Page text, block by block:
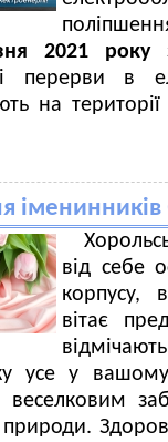
2021 рокуз
перерви в
на території
від себе
корпусу,
вітає
усе у вашому
веселковим